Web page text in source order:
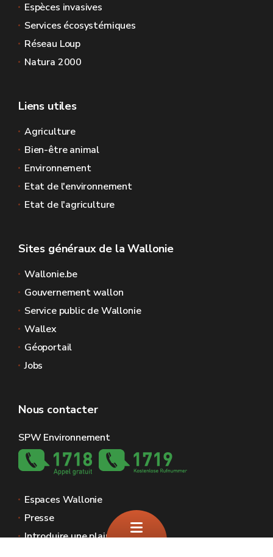
Espèces invasives
Services écosystémiques
Réseau Loup
Natura 2000
Liens utiles
Agriculture
Bien-être animal
Environnement
Etat de l'environnement
Etat de l'agriculture
Sites généraux de la Wallonie
Wallonie.be
Gouvernement wallon
Service public de Wallonie
Wallex
Géoportail
Jobs
Nous contacter
SPW Environnement
Espaces Wallonie
Presse
Introduire une plainte au SPW